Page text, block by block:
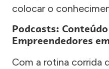
colocar o
Podcasts:
Empreendedores
Com a rotina corrida